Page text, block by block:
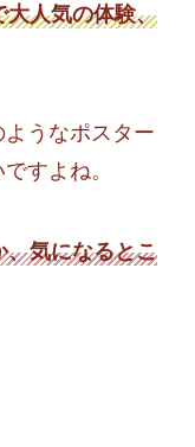
大人気の体験、
うなポスター
すよね。
、気になるとこ